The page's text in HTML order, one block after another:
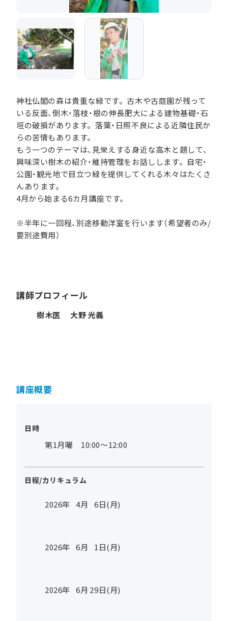
神社仏閣の森は貴重な緑です。古木や古庭園が残って
いる反面、倒木・落枝・根の伸長肥大による建物基礎・石
垣の破損があります。落葉・日照不良による近隣住民か
らの苦情もあります。
もう一つのテーマは、見栄えする身近な高木と題して、
興味深い樹木の紹介・維持管理をお話しします。自宅・
公園・観光地で目立つ緑を提供してくれる木々はたくさ
んあります。
4月から始まる6カ月講座です。
※半年に一回程、別途移動洋室を行います（希望者のみ/
要別途費用）
講師プロフィール
樹木医 大野 光義
講座概要
日時
第1月曜 10:00～12:00
日程/カリキュラム
2026年 4月 6日(月)
2026年 6月 1日(月)
2026年 6月 29日(月)